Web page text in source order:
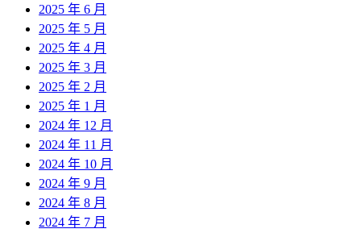
2025 年 6 月
2025 年 5 月
2025 年 4 月
2025 年 3 月
2025 年 2 月
2025 年 1 月
2024 年 12 月
2024 年 11 月
2024 年 10 月
2024 年 9 月
2024 年 8 月
2024 年 7 月